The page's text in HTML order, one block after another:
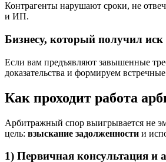
Контрагенты нарушают сроки, не
и ИП.
Бизнесу, который получил иск
Если вам предъявляют завышенные
доказательства и формируем
Как проходит работа
Арбитражный спор выигрывается не
цель: взыскание задолженности и
1) Первичная консультация и